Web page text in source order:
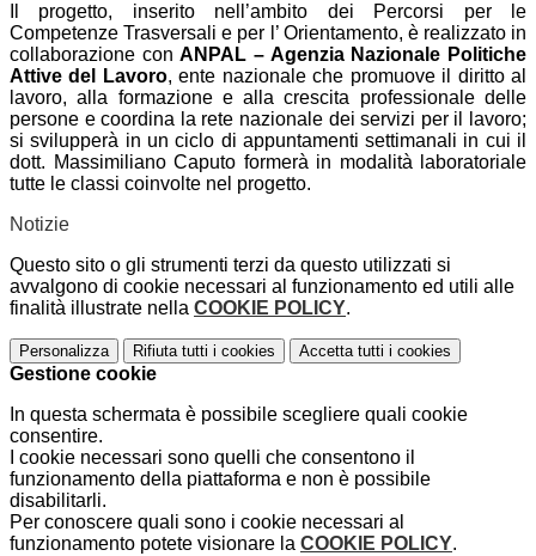
Il progetto, inserito nell’ambito dei Percorsi per le
Competenze Trasversali e per l’ Orientamento, è realizzato in
collaborazione conANPAL – Agenzia Nazionale Politiche
Attive del Lavoro, ente nazionale che promuove il diritto al
lavoro, alla formazione e alla crescita professionale delle
persone e coordina la rete nazionale dei servizi per il lavoro;
si svilupperà in un ciclo di appuntamenti settimanali in cui il
dott. Massimiliano Caputo formerà in modalità laboratoriale
tutte le classi coinvolte nel progetto.
Notizie
Questo sito o gli strumenti terzi da questo utilizzati si
avvalgono di cookie necessari al funzionamento ed utili alle
finalità illustrate nella COOKIE POLICY.
Personalizza Rifiuta tutti i cookies Accetta tutti i cookies
Gestione cookie
In questa schermata è possibile scegliere quali cookie
consentire.
I cookie necessari sono quelli che consentono il
funzionamento della piattaforma e non è possibile
disabilitarli.
Per conoscere quali sono i cookie necessari al
funzionamento potete visionare la COOKIE POLICY.